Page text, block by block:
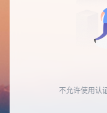
不允许使用认